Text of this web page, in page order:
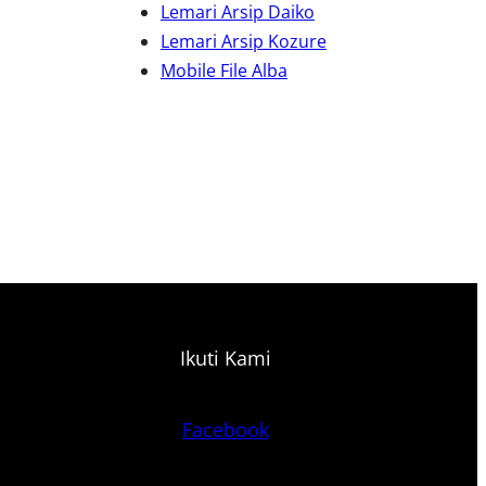
Lemari Arsip Daiko
Lemari Arsip Kozure
Mobile File Alba
Ikuti Kami
Facebook